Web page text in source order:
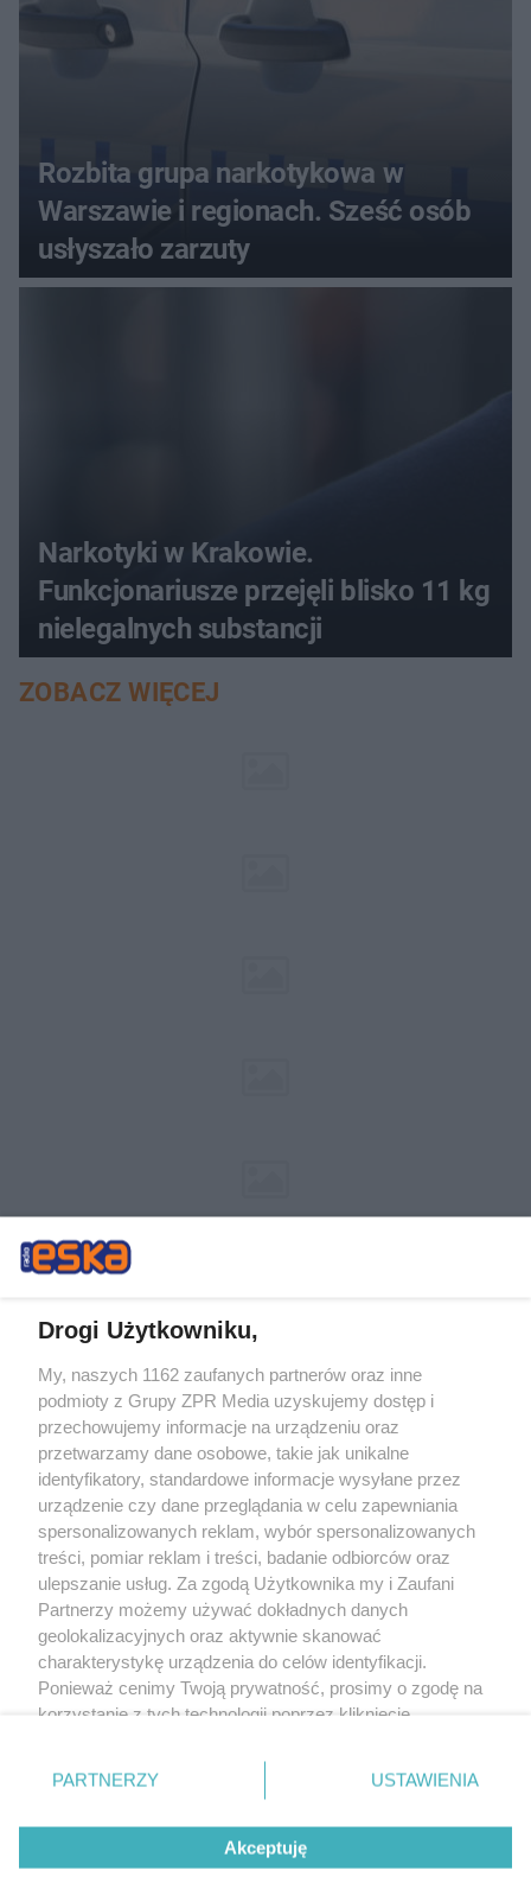
Rozbita grupa narkotykowa w
Warszawie i regionach. Sześć osób
usłyszało zarzuty
Narkotyki w Krakowie.
Funkcjonariusze przejęli blisko 11 kg
nielegalnych substancji
ZOBACZ WIĘCEJ
Żaden utwór zamieszczony w serwisie nie może być powielany i
rozpowszechniany lub dalej rozpowszechniany w jakikolwiek sposób (w
tym także elektroniczny lub mechaniczny) na jakimkolwiek polu
eksploatacji w jakiejkolwiek formie, włącznie z umieszczaniem w Internecie
bez pisemnej zgody właściciela praw. Jakiekolwiek użycie lub
wykorzystanie utworów w całości lub w części z naruszeniem prawa, tzn.
bez właściwej zgody, jest zabronione pod groźbą kary i może być ścigane
prawnie.
O nas
Drogi Użytkowniku,
My, naszych 1162 zaufanych partnerów oraz inne
podmioty z Grupy ZPR Media uzyskujemy dostęp i
przechowujemy informacje na urządzeniu oraz
przetwarzamy dane osobowe, takie jak unikalne
identyfikatory, standardowe informacje wysyłane przez
urządzenie czy dane przeglądania w celu zapewniania
spersonalizowanych reklam, wybór spersonalizowanych
treści, pomiar reklam i treści, badanie odbiorców oraz
ulepszanie usług. Za zgodą Użytkownika my i Zaufani
Partnerzy możemy używać dokładnych danych
geolokalizacyjnych oraz aktywnie skanować
charakterystykę urządzenia do celów identyfikacji.
Ponieważ cenimy Twoją prywatność, prosimy o zgodę na
korzystanie z tych technologii poprzez kliknięcie
zmienić/wycofać klikając przycisk ustawień prywatności
znajdujący się w lewym dolnym rogu strony
rodzaje przetwarzania danych nie wymagają zgody
użytkownika, ale masz prawo sprzeciwić się takiemu
przetwarzaniu. Preferencje będą miały zastosowanie tylko
PARTNERZY USTAWIENIA
Akceptuję